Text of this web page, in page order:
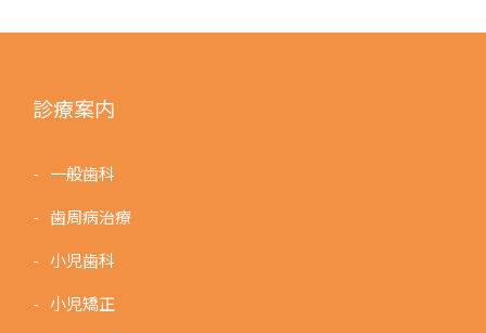
診療案内
一般歯科
歯周病治療
小児歯科
小児矯正